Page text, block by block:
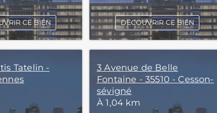
CE BIEN DÉCOUVRIR CE BIEN
Tatelin -
3 Avenue de Belle
Fontaine - 35510 - Cesson-
sévigné
À 1,04 km